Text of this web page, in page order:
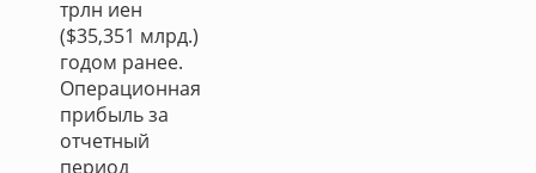
трлн иен
($35,351 млрд.)
годом ранее.
Операционная
прибыль за
отчетный
период